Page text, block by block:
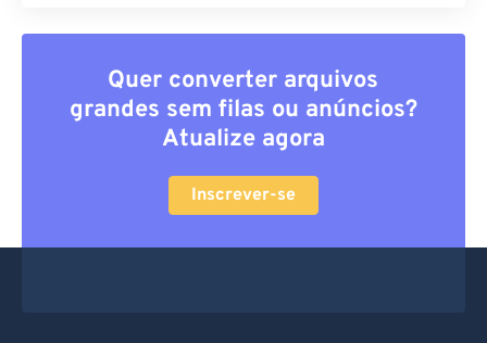
Quer converter arquivos
grandes sem filas ou anúncios?
Atualize agora
Inscrever-se